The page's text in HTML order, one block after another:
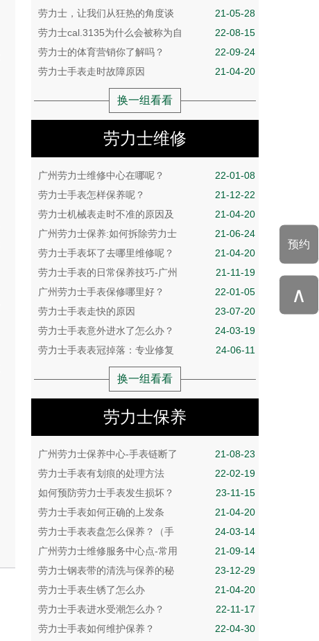
劳力士，让我们从狂热的角度谈
21-05-28
劳力士cal.3135为什么会被称为自
22-08-15
劳力士的体育营销你了解吗？
22-09-24
劳力士手表走时故障原因
21-04-20
换一组看看
劳力士维修
广州劳力士维修中心在哪呢？
22-01-08
劳力士手表怎样保养呢？
21-12-22
劳力士机械表走时不准的原因及
21-04-20
广州劳力士保养:如何拆除劳力士
21-06-24
劳力士手表坏了去哪里维修呢？
21-04-20
劳力士手表的日常保养技巧-广州
21-11-19
广州劳力士手表保修哪里好？
22-01-05
劳力士手表走快的原因
23-07-20
劳力士手表意外进水了怎么办？
24-03-19
劳力士手表表冠掉落：专业修复
24-06-11
换一组看看
劳力士保养
广州劳力士保养中心-手表链断了
21-08-23
劳力士手表有划痕的处理方法
22-02-19
如何预防劳力士手表发生损坏？
23-11-15
劳力士手表如何正确的上发条
21-04-20
劳力士手表表盘怎么保养？（手
24-03-14
广州劳力士维修服务中心点-常用
21-09-14
劳力士钢表带的清洗与保养的秘
23-12-29
劳力士手表生锈了怎么办
21-04-20
劳力士手表进水受潮怎么办？
22-11-17
劳力士手表如何维护保养？
22-04-30
预约
∧